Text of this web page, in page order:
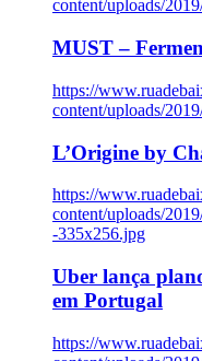
content/uploads/
MUST –
https://
content/uploads/
L’Origine by
https://
content/uploads/
-335x256.jpg
Uber lança
em Portugal
https://